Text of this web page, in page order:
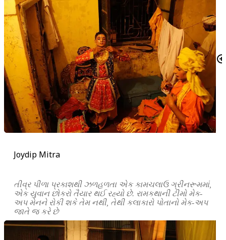
Joydip Mitra
તીવ્ર પીળા પ્રકાશથી ઝળહળતા એક કામચલાઉ ગ્રીનરૂમમાં,
એક યુવાન છોકરો તૈયાર થઈ રહ્યો છે. રામકથાની ટીમો મેક-
અપ મેનને રોકી શકે તેમ નથી, તેથી કલાકારો પોતાનો મેક-અપ
જાતે જ કરે છે